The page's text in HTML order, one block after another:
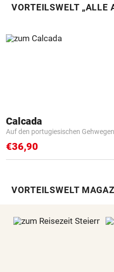
VORTEILSWELT „ALLE
Calcada
Auf den portugiesischen Gehwegen
€36,90
VORTEILSWELT